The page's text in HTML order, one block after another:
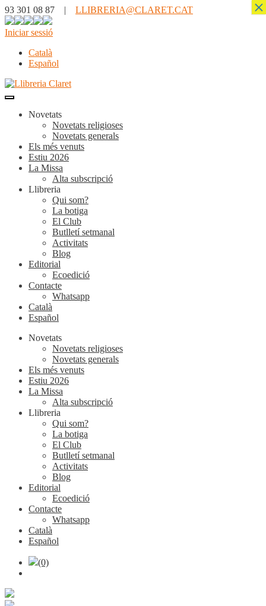
93 301 08 87 | LLIBRERIA@CLARET.CAT
Iniciar sessió
Català
Español
Novetats
Novetats religioses
Novetats generals
Els més venuts
Estiu 2026
La Missa
Alta subscripció
Llibreria
Qui som?
La botiga
El Club
Butlletí setmanal
Activitats
Blog
Editorial
Ecoedició
Contacte
Whatsapp
Català
Español
Novetats
Novetats religioses
Novetats generals
Els més venuts
Estiu 2026
La Missa
Alta subscripció
Llibreria
Qui som?
La botiga
El Club
Butlletí setmanal
Activitats
Blog
Editorial
Ecoedició
Contacte
Whatsapp
Català
Español
(0)
×